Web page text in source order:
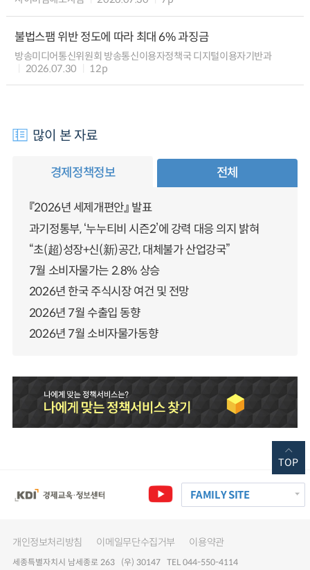
불법스팸 위반 정도에 따라 최대 6% 과징금
방송미디어통신위원회 방송통신이용자정책국 디지털이용자기반과
2026.07.30
12p
많이 본 자료
경제정책정보 전체
『2026년 세제개편안』 발표
과기정통부, ‘누누티비 시즌2’에 강력 대응 의지 밝혀
“초(超)성장+신(新)공간, 대체불가 산업강국”
7월 소비자물가는 2.8% 상승
2026년 한국 주식시장 여건 및 전망
2026년 7월 수출입 동향
2026년 7월 소비자물가동향
FAMILY SITE
개인정보처리방침 이메일무단수집거부 이용약관
세종특별자치시 남세종로 263 (우) 30147 TEL 044-550-4114
TOP